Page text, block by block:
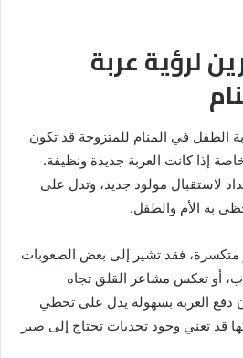
لرؤية عربة
الطفل في المنام للمتزوجة قد تكون
إذا كانت العربة جديدة ونظيفة.
لاستقبال مولود جديد، وتدل على
به الأم والطفل.
متكسرة، فقد تشير إلى بعض الصعوبات
أو تعكس مشاعر القلق تجاه
دفع العربة بسهولة يدل على تخطي
قد تعني وجود تحديات تحتاج إلى صبر